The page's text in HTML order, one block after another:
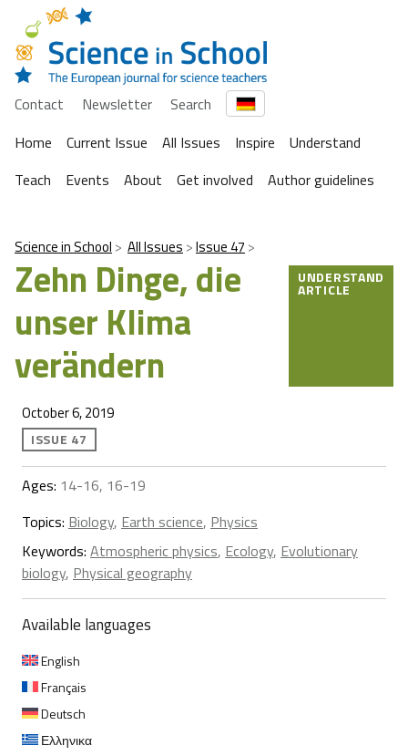
Contact Newsletter
Search
Home
Current Issue All Issues Inspire
Understand
Teach
Events About Get involved Author guidelines
Science in School All Issues Issue 47
Zehn Dinge, die
unser Klima
verändern
UNDERSTAND
ARTICLE
October 6, 2019
ISSUE 47
Ages: 14-16, 16-19
Topics: Biology, Earth science, Physics
Keywords: Atmospheric physics, Ecology, Evolutionary
biology, Physical geography
Available languages
English
Français
Deutsch
Ελληνικα